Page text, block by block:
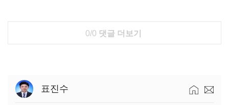
0/0 댓글 더보기
표진수